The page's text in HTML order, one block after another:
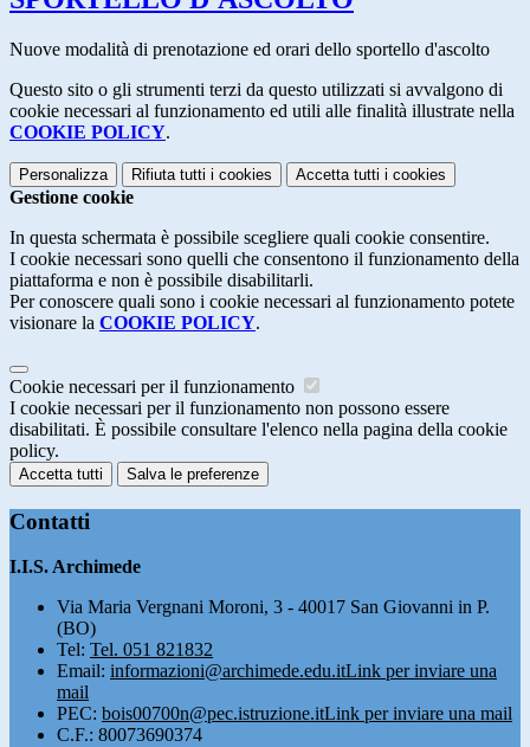
Nuove modalità di prenotazione ed orari dello sportello d'ascolto
Questo sito o gli strumenti terzi da questo utilizzati si avvalgono di
cookie necessari al funzionamento ed utili alle finalità illustrate nella
COOKIE POLICY.
Personalizza Rifiuta tutti i cookies Accetta tutti i cookies
Gestione cookie
In questa schermata è possibile scegliere quali cookie consentire.
I cookie necessari sono quelli che consentono il funzionamento della
piattaforma e non è possibile disabilitarli.
Per conoscere quali sono i cookie necessari al funzionamento potete
visionare la COOKIE POLICY.
Cookie necessari per il funzionamento
I cookie necessari per il funzionamento non possono essere
disabilitati. È possibile consultare l'elenco nella pagina della cookie
policy.
Accetta tutti Salva le preferenze
Contatti
I.I.S. Archimede
Via Maria Vergnani Moroni, 3 - 40017 San Giovanni in P.
(BO)
Tel: Tel. 051 821832
Email: informazioni@archimede.edu.itLink per inviare una
mail
PEC: bois00700n@pec.istruzione.itLink per inviare una mail
C.F.: 80073690374